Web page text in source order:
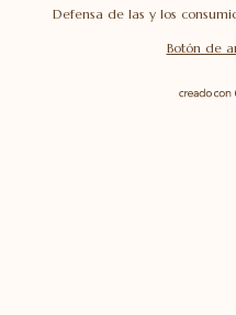
Defensa de las y los
Botón de